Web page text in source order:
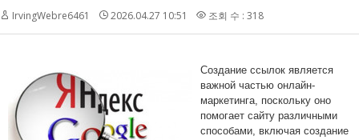
IrvingWebre6461 2026.04.27 10:51 조회 수 : 318
Создание ссылок является
важной частью онлайн-
маркетинга, поскольку оно
помогает сайту различными
способами, включая создание